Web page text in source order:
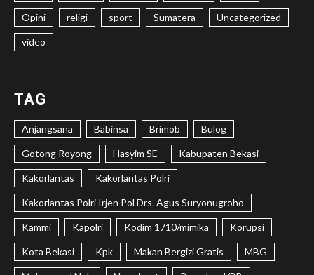
Opini religi sport Sumatera Uncategorized
video
TAG
Anjangsana Babinsa Brimob Bulog
Gotong Royong Hasyim SE Kabupaten Bekasi
Kakorlantas Kakorlantas Polri
Kakorlantas Polri Irjen Pol Drs. Agus Suryonugroho
Kammi Kapolri Kodim 1710/mimika Korupsi
Kota Bekasi Kpk Makan Bergizi Gratis MBG